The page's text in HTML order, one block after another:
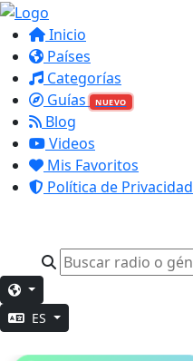
Inicio
Países
Categorías
Guías
NUEVO
Blog
Videos
Mis Favoritos
Política de Privacidad
ES